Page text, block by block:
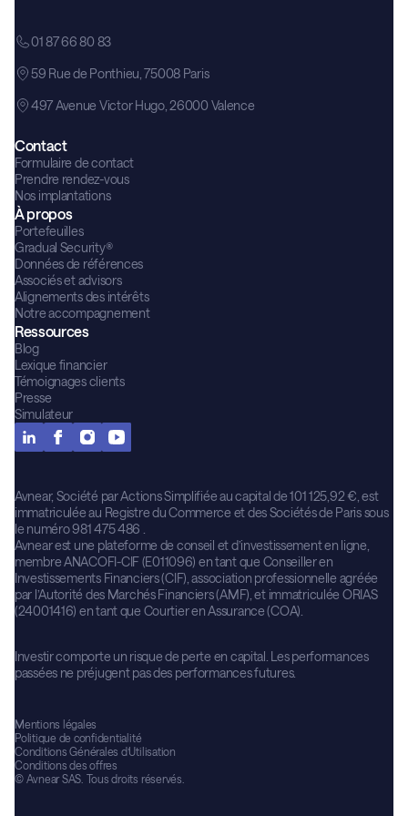
01 87 66 80 83
59 Rue de Ponthieu, 75008 Paris
497 Avenue Victor Hugo, 26000 Valence
Contact
Formulaire de contact
Prendre rendez-vous
Nos implantations
À propos
Portefeuilles
Gradual Security®
Données de références
Associés et advisors
Alignements des intérêts
Notre accompagnement
Ressources
Blog
Lexique financier
Témoignages clients
Presse
Simulateur
Avnear, Société par Actions Simplifiée au capital de 101 125,92 €, est
immatriculée au Registre du Commerce et des Sociétés de Paris sous
le numéro 981 475 486 .
Avnear est une plateforme de conseil et d’investissement en ligne,
membre ANACOFI-CIF (E011096) en tant que Conseiller en
Investissements Financiers (CIF), association professionnelle agréée
par l’Autorité des Marchés Financiers (AMF), et immatriculée ORIAS
(24001416) en tant que Courtier en Assurance (COA).
Investir comporte un risque de perte en capital. Les performances
passées ne préjugent pas des performances futures.
© Avnear SAS. Tous droits réservés.
Mentions légales
Politique de confidentialité
Conditions Générales d’Utilisation
Conditions des offres